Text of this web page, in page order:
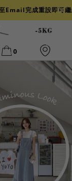
Email完成重設即可
0
蕾